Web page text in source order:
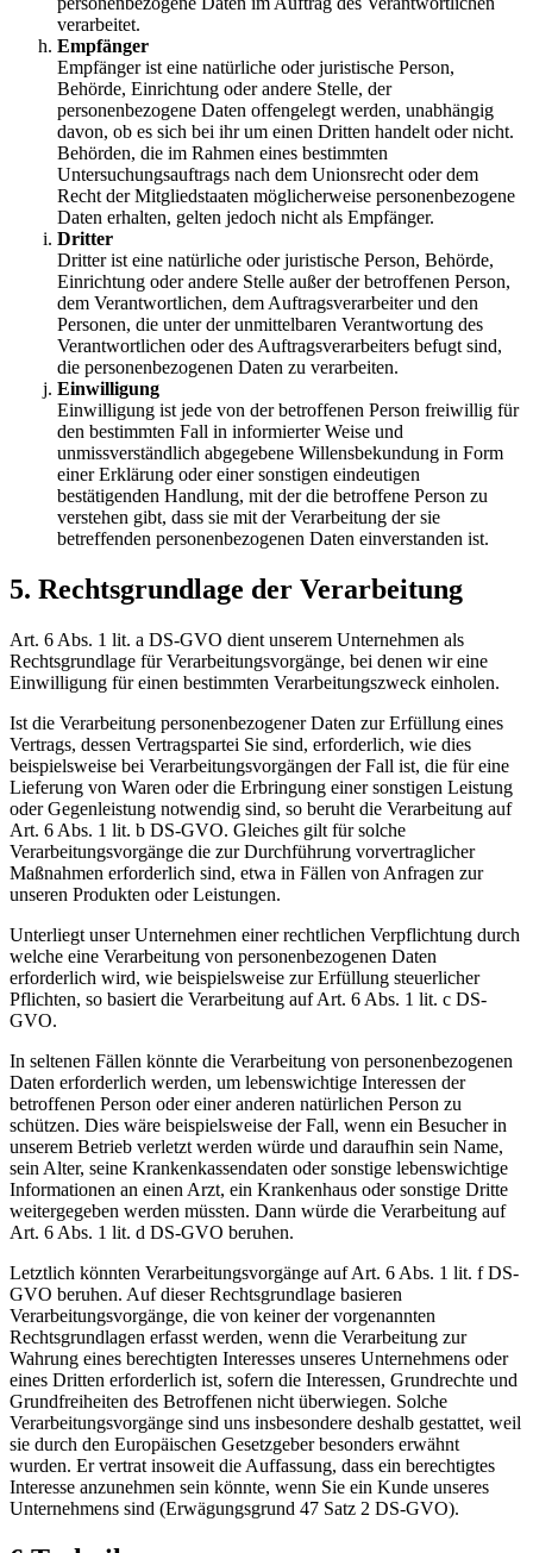
verarbeitet.
Empfänger
Empfänger ist eine natürliche oder juristische Person,
Behörde, Einrichtung oder andere Stelle, der
personenbezogene Daten offengelegt werden, unabhängig
davon, ob es sich bei ihr um einen Dritten handelt oder nicht.
Behörden, die im Rahmen eines bestimmten
Untersuchungsauftrags nach dem Unionsrecht oder dem
Recht der Mitgliedstaaten möglicherweise personenbezogene
Daten erhalten, gelten jedoch nicht als Empfänger.
Dritter
Dritter ist eine natürliche oder juristische Person, Behörde,
Einrichtung oder andere Stelle außer der betroffenen Person,
dem Verantwortlichen, dem Auftragsverarbeiter und den
Personen, die unter der unmittelbaren Verantwortung des
Verantwortlichen oder des Auftragsverarbeiters befugt sind,
die personenbezogenen Daten zu verarbeiten.
Einwilligung
Einwilligung ist jede von der betroffenen Person freiwillig für
den bestimmten Fall in informierter Weise und
unmissverständlich abgegebene Willensbekundung in Form
einer Erklärung oder einer sonstigen eindeutigen
bestätigenden Handlung, mit der die betroffene Person zu
verstehen gibt, dass sie mit der Verarbeitung der sie
betreffenden personenbezogenen Daten einverstanden ist.
5. Rechtsgrundlage der Verarbeitung
Art. 6 Abs. 1 lit. a DS-GVO dient unserem Unternehmen als
Rechtsgrundlage für Verarbeitungsvorgänge, bei denen wir eine
Einwilligung für einen bestimmten Verarbeitungszweck einholen.
Ist die Verarbeitung personenbezogener Daten zur Erfüllung eines
Vertrags, dessen Vertragspartei Sie sind, erforderlich, wie dies
beispielsweise bei Verarbeitungsvorgängen der Fall ist, die für eine
Lieferung von Waren oder die Erbringung einer sonstigen Leistung
oder Gegenleistung notwendig sind, so beruht die Verarbeitung auf
Art. 6 Abs. 1 lit. b DS-GVO. Gleiches gilt für solche
Verarbeitungsvorgänge die zur Durchführung vorvertraglicher
Maßnahmen erforderlich sind, etwa in Fällen von Anfragen zur
unseren Produkten oder Leistungen.
Unterliegt unser Unternehmen einer rechtlichen Verpflichtung durch
welche eine Verarbeitung von personenbezogenen Daten
erforderlich wird, wie beispielsweise zur Erfüllung steuerlicher
Pflichten, so basiert die Verarbeitung auf Art. 6 Abs. 1 lit. c DS-
GVO.
In seltenen Fällen könnte die Verarbeitung von personenbezogenen
Daten erforderlich werden, um lebenswichtige Interessen der
betroffenen Person oder einer anderen natürlichen Person zu
schützen. Dies wäre beispielsweise der Fall, wenn ein Besucher in
unserem Betrieb verletzt werden würde und daraufhin sein Name,
sein Alter, seine Krankenkassendaten oder sonstige lebenswichtige
Informationen an einen Arzt, ein Krankenhaus oder sonstige Dritte
weitergegeben werden müssten. Dann würde die Verarbeitung auf
Art. 6 Abs. 1 lit. d DS-GVO beruhen.
Letztlich könnten Verarbeitungsvorgänge auf Art. 6 Abs. 1 lit. f DS-
GVO beruhen. Auf dieser Rechtsgrundlage basieren
Verarbeitungsvorgänge, die von keiner der vorgenannten
Rechtsgrundlagen erfasst werden, wenn die Verarbeitung zur
Wahrung eines berechtigten Interesses unseres Unternehmens oder
eines Dritten erforderlich ist, sofern die Interessen, Grundrechte und
Grundfreiheiten des Betroffenen nicht überwiegen. Solche
Verarbeitungsvorgänge sind uns insbesondere deshalb gestattet, weil
sie durch den Europäischen Gesetzgeber besonders erwähnt
wurden. Er vertrat insoweit die Auffassung, dass ein berechtigtes
Interesse anzunehmen sein könnte, wenn Sie ein Kunde unseres
Unternehmens sind (Erwägungsgrund 47 Satz 2 DS-GVO).